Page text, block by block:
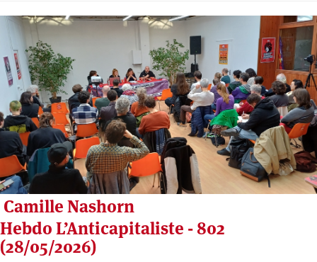
Camille Nashorn
Hebdo L’Anticapitaliste - 802
(28/05/2026)